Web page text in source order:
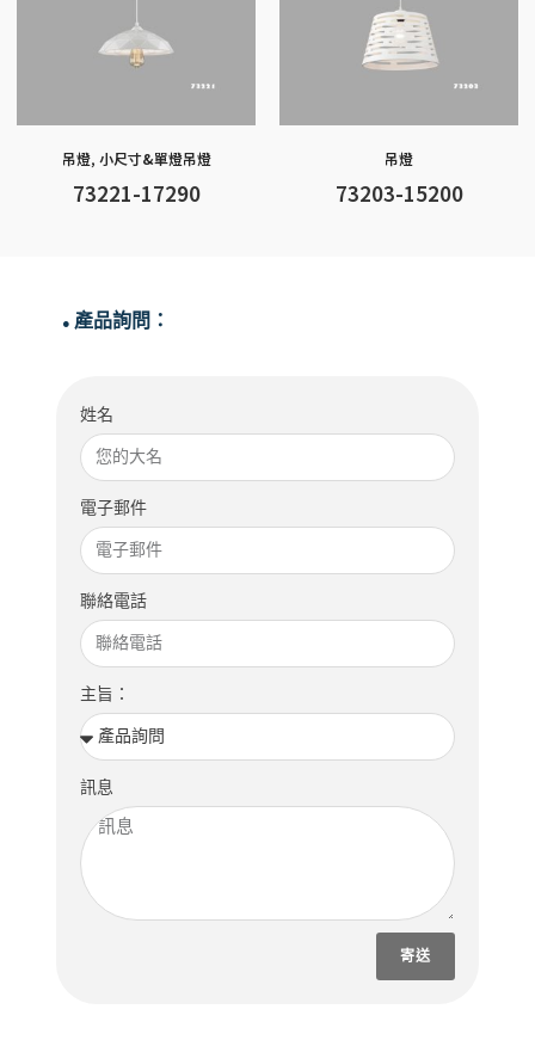
吊燈, 小尺寸&單燈吊燈
73221-17290
吊燈
73203-15200
● 產品詢問：
姓名
電子郵件
聯絡電話
主旨：
訊息
寄送